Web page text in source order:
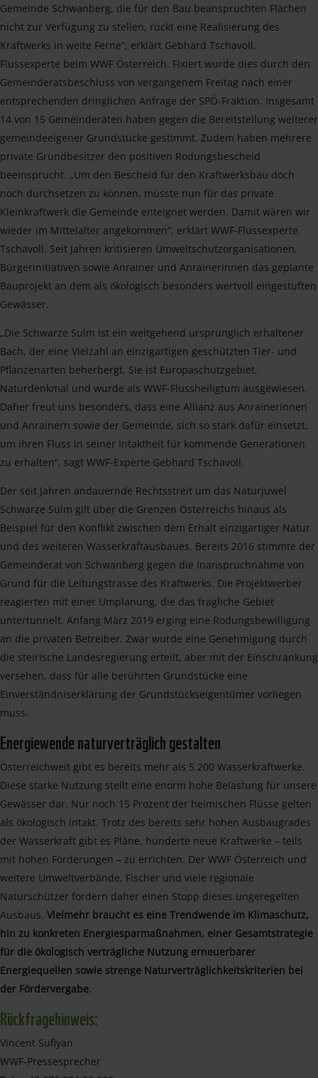
Gemeinde Schwanberg, die für den Bau beanspruchten Flächen
nicht zur Verfügung zu stellen, rückt eine Realisierung des
Kraftwerks in weite Ferne“, erklärt Gebhard Tschavoll,
Flussexperte beim WWF Österreich. Fixiert wurde dies durch den
Gemeinderatsbeschluss von vergangenem Freitag nach einer
entsprechenden dringlichen Anfrage der SPÖ-Fraktion. Insgesamt
14 von 15 Gemeinderäten haben gegen die Bereitstellung weiterer
gemeindeeigener Grundstücke gestimmt. Zudem haben mehrere
private Grundbesitzer den positiven Rodungsbescheid
beeinsprucht. „Um den Bescheid für den Kraftwerksbau doch
noch durchsetzen zu können, müsste nun für das private
Kleinkraftwerk die Gemeinde enteignet werden. Damit wären wir
wieder im Mittelalter angekommen“, erklärt WWF-Flussexperte
Tschavoll. Seit Jahren kritisieren Umweltschutzorganisationen,
Bürgerinitiativen sowie Anrainer und Anrainerinnen das geplante
Bauprojekt an dem als ökologisch besonders wertvoll eingestuften
Gewässer.
„Die Schwarze Sulm ist ein weitgehend ursprünglich erhaltener
Bach, der eine Vielzahl an einzigartigen geschützten Tier- und
Pflanzenarten beherbergt. Sie ist Europaschutzgebiet,
Naturdenkmal und wurde als WWF-Flussheiligtum ausgewiesen.
Daher freut uns besonders, dass eine Allianz aus Anrainerinnen
und Anrainern sowie der Gemeinde, sich so stark dafür einsetzt,
um ihren Fluss in seiner Intaktheit für kommende Generationen
zu erhalten“, sagt WWF-Experte Gebhard Tschavoll.
Der seit Jahren andauernde Rechtsstreit um das Naturjuwel
Schwarze Sulm gilt über die Grenzen Österreichs hinaus als
Beispiel für den Konflikt zwischen dem Erhalt einzigartiger Natur
und des weiteren Wasserkraftausbaues. Bereits 2016 stimmte der
Gemeinderat von Schwanberg gegen die Inanspruchnahme von
Grund für die Leitungstrasse des Kraftwerks. Die Projektwerber
reagierten mit einer Umplanung, die das fragliche Gebiet
untertunnelt. Anfang März 2019 erging eine Rodungsbewilligung
an die privaten Betreiber. Zwar wurde eine Genehmigung durch
die steirische Landesregierung erteilt, aber mit der Einschränkung
versehen, dass für alle berührten Grundstücke eine
Einverständniserklärung der Grundstückseigentümer vorliegen
muss.
Energiewende naturverträglich gestalten
Österreichweit gibt es bereits mehr als 5.200 Wasserkraftwerke.
Diese starke Nutzung stellt eine enorm hohe Belastung für unsere
Gewässer dar. Nur noch 15 Prozent der heimischen Flüsse gelten
als ökologisch intakt. Trotz des bereits sehr hohen Ausbaugrades
der Wasserkraft gibt es Pläne, hunderte neue Kraftwerke – teils
mit hohen Förderungen – zu errichten. Der WWF Österreich und
weitere Umweltverbände, Fischer und viele regionale
Naturschützer fordern daher einen Stopp dieses ungeregelten
Ausbaus. Vielmehr braucht es eine Trendwende im Klimaschutz,
hin zu konkreten Energiesparmaßnahmen, einer Gesamtstrategie
für die ökologisch verträgliche Nutzung erneuerbarer
Energiequellen sowie strenge Naturverträglichkeitskriterien bei
der Fördervergabe.
Rückfragehinweis:
Vincent Sufiyan
WWF-Pressesprecher